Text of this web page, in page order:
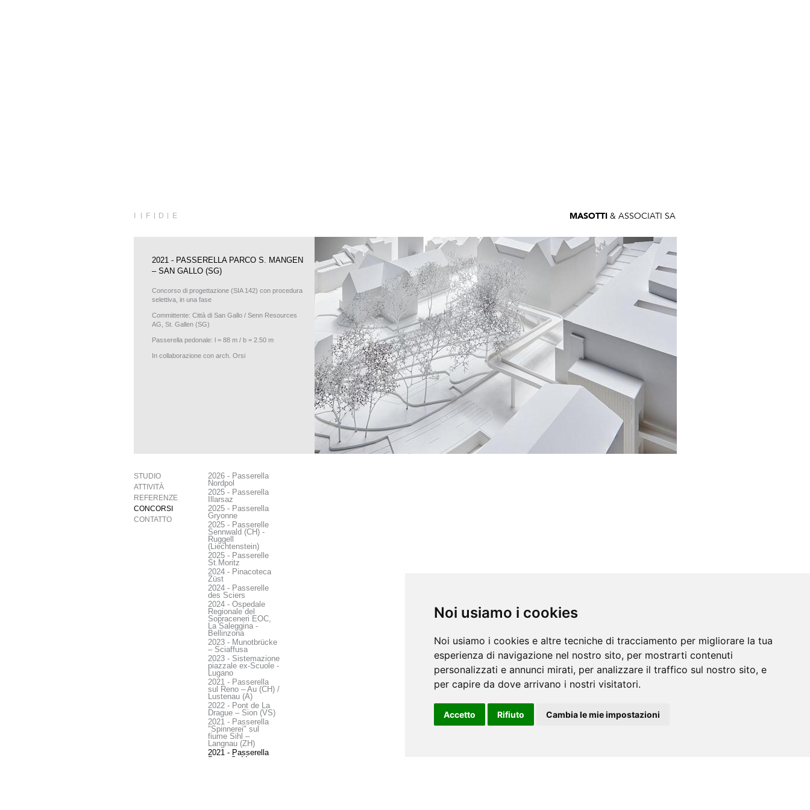
Noi usiamo i cookies
Noi usiamo i cookies e altre tecniche di tracciamento per migliorare la tua
esperienza di navigazione nel nostro sito, per mostrarti contenuti
personalizzati e annunci mirati, per analizzare il traffico sul nostro sito, e
per capire da dove arrivano i nostri visitatori.
Accetto Rifiuto Cambia le mie impostazioni
STUDIO
ATTIVITÀ
REFERENZE
CONCORSI
CONTATTO
2026 - Passerella
Nordpol
2025 - Passerella
Illarsaz
2025 - Passerella
Gryonne
2025 - Passerelle
Sennwald (CH) -
Ruggell
(Liechtenstein)
2025 - Passerelle
St.Moritz
2024 - Pinacoteca
Züst
2024 - Passerelle
des Sciers
2024 - Ospedale
Regionale del
Sopraceneri EOC,
La Saleggina -
Bellinzona
2023 - Munotbrücke
– Sciaffusa
2023 - Sistemazione
piazzale ex-Scuole -
Lugano
2021 - Passerella
sul Reno – Au (CH) /
Lustenau (A)
2022 - Pont de La
Drague – Sion (VS)
2021 - Passerella
"Spinnerei" sul
fiume Sihl –
Langnau (ZH)
2021 - Passerella
Parco S. Mangen –
F D E
2021 - PASSERELLA PARCO S. MANGEN
– SAN GALLO (SG)
Concorso di progettazione (SIA 142) con procedura
selettiva, in una fase
Committente: Città di San Gallo / Senn Resources
AG, St. Gallen (SG)
Passerella pedonale: l = 88 m / b = 2.50 m
In collaborazione con arch. Orsi